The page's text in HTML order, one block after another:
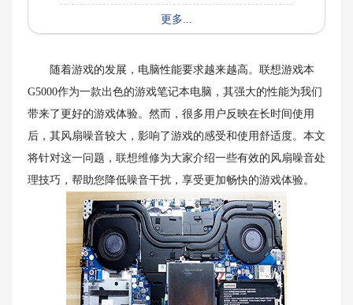
更多...
随着游戏的发展，电脑性能要求越来越高。联想游戏本
G5000作为一款出色的游戏笔记本电脑，其强大的性能为我们
带来了更好的游戏体验。然而，很多用户反映在长时间使用
后，其风扇噪音较大，影响了游戏的感受和使用舒适度。本文
将针对这一问题， 联想维修为大家介绍一些有效的风扇噪音处
理技巧，帮助您降低噪音干扰，享受更加畅快的游戏体验。